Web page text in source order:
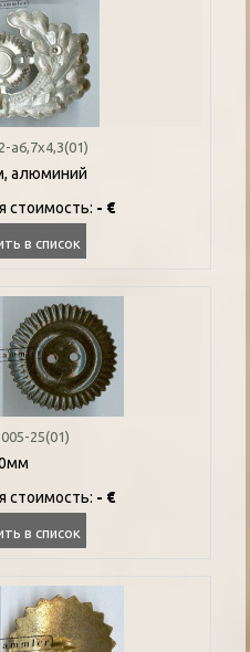
a6,7x4,3(01)
алюминий
стоимость: - €
в список
25(01)
стоимость: - €
в список